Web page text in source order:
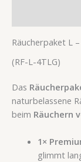
Räucherpaket L
(RF-L-4TLG)
Das
naturbelassene
beim Räuchern
1×
glimmt